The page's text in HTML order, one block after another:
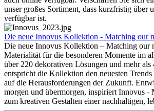
unser großes Sortiment, dass kurzfristig über
verfügbar ist.
Die neue Innovus Kollektion - Matching our
Die neue Innovus Kollektion – Matching our
Materialität für die besonderen Momente im
über 220 dekorativen Lösungen und mehr als
entspricht die Kollektion den neuesten
auf die Herausforderungen der Zukunft.
morgen und übermorgen, inspiriert Innovus -
zum kreativen Gestalten einer nachhaltigen,